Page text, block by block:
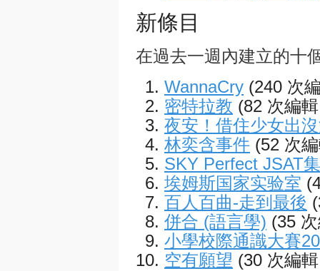
新條目
在過去一週內建立的十
WannaCry (240 次
密特拉教 (82 次編
夜安！借住少女出
林奕含事件 (52 次
SKY Perfect JSAT
埃姆斯国家实验室
百人百曲-走到最後
併合 (語言學) (35
小學校際通識大賽
空有願望 (30 次編